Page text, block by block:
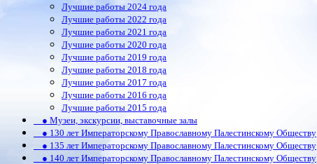
Лучшие работы 2024 года
Лучшие работы 2022 года
Лучшие работы 2021 года
Лучшие работы 2020 года
Лучшие работы 2019 года
Лучшие работы 2018 года
Лучшие работы 2017 года
Лучшие работы 2016 года
Лучшие работы 2015 года
● Музеи, экскурсии, выставочные залы
● 130 лет Императорскому Православному Палестинскому Обществу
● 135 лет Императорскому Православному Палестинскому Обществу
● 140 лет Императорскому Православному Палестинскому Обществу